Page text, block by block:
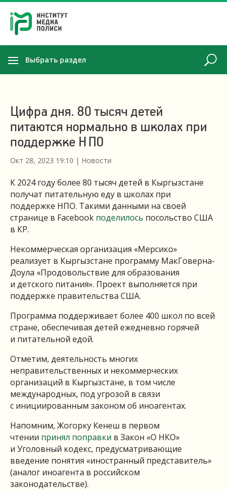
Выбрать раздел
Цифра дня. 80 тысяч детей
питаются нормально в школах при
поддержке НПО
Окт 28, 2023 19:10 | Новости
К 2024 году более 80 тысяч детей в Кыргызстане
получат питательную еду в школах при
поддержке НПО. Такими данными на своей
странице в Facebook поделилось посольство США
в КР.
Некоммерческая организация «Мерсико»
реализует в Кыргызстане программу МакГоверна-
Доула «Продовольствие для образования
и детского питания». Проект выполняется при
поддержке правительства США.
Программа поддерживает более 400 школ по всей
стране, обеспечивая детей ежедневно горячей
и питательной едой.
Отметим, деятельность многих
неправительственных и некоммерческих
организаций в Кыргызстане, в том числе
международных, под угрозой в связи
с инициированным законом об иноагентах.
Напомним, Жогорку Кенеш в первом
чтении принял поправки в Закон «О НКО»
и Уголовный кодекс, предусматривающие
введение понятия «иностранный представитель»
(аналог иноагента в российском
законодательстве).